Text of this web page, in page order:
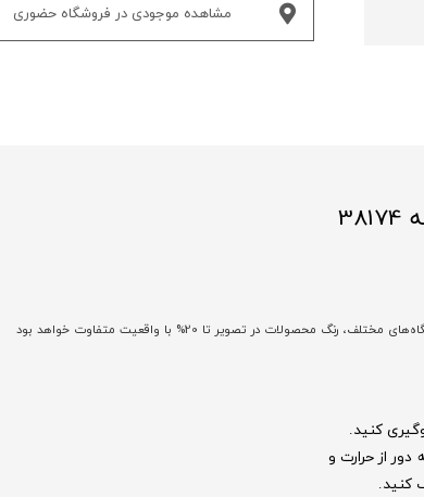
مشاهده موجودی در فروشگاه حضوری‌
در تصویر تا 20% با واقعیت متفاوت خواهد بود
کنید.
دور از حرارت و
کنید.